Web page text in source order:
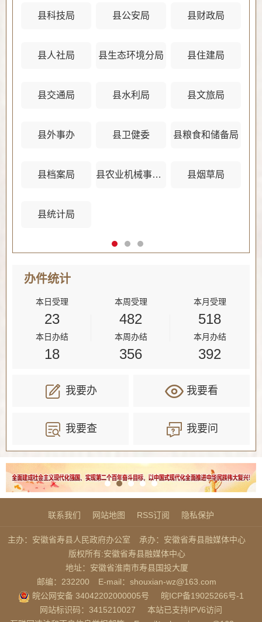
县科技局 县公安局 县财政局
县人社局 县生态环境分局 县住建局
县交通局 县水利局 县文旅局
县外事办 县卫健委 县粮食和储备局
县档案局 县农业机械事务管理中心 县烟草局
县统计局
办件统计
本日受理
23
本日办结
18
本周受理
482
本周办结
356
本月受理
518
本月办结
392
我要办 我要看
我要查 我要问
联系我们 网站地图 RSS订阅 隐私保护
主办：安徽省寿县人民政府办公室
承办：安徽省寿县融媒体中心
版权所有:安徽省寿县融媒体中心
地址：安徽省淮南市寿县国投大厦
邮编：232200
E-mail：shouxian-wz@163.com
皖公网安备 34042202000005号
皖ICP备19025266号-1
网站标识码：3415210027
本站已支持IPV6访问